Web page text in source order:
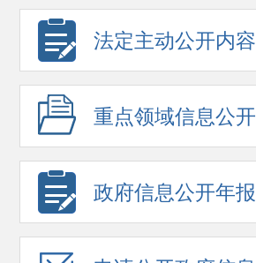
法定主动公开内容
重点领域信息公开
政府信息公开年报